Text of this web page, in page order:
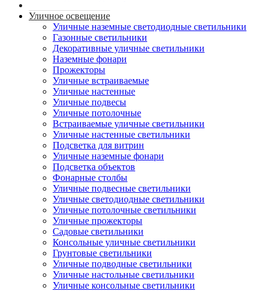
Уличное освещение
Уличные наземные светодиодные светильники
Газонные светильники
Декоративные уличные светильники
Наземные фонари
Прожекторы
Уличные встраиваемые
Уличные настенные
Уличные подвесы
Уличные потолочные
Встраиваемые уличные светильники
Уличные настенные светильники
Подсветка для витрин
Уличные наземные фонари
Подсветка объектов
Фонарные столбы
Уличные подвесные светильники
Уличные светодиодные светильники
Уличные потолочные светильники
Уличные прожекторы
Садовые светильники
Консольные уличные светильники
Грунтовые светильники
Уличные подводные светильники
Уличные настольные светильники
Уличные консольные светильники